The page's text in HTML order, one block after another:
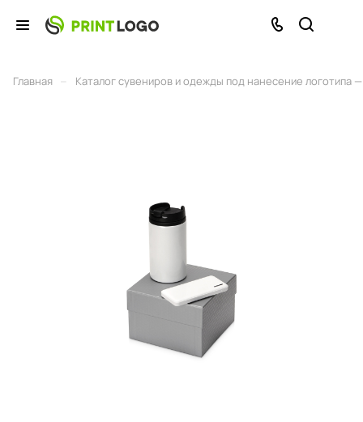
Главная Каталог сувениров и одежды под нанесение логотипа